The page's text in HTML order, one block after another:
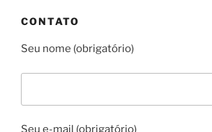
CONTATO
Seu nome (obrigatório)
Seu e-mail (obrigatório)